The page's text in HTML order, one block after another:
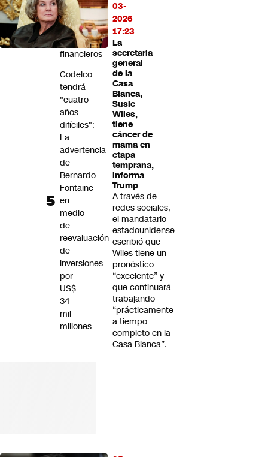
03-
2026
17:23
La
secretaria
general
de la
Casa
Blanca,
Susie
Wiles,
tiene
cáncer de
mama en
etapa
temprana,
informa
Trump
A través de
redes sociales,
el mandatario
estadounidense
escribió que
Wiles tiene un
pronóstico
“excelente” y
que continuará
trabajando
“prácticamente
a tiempo
completo en la
Casa Blanca”.
la
exportación
de
servicios
financieros
Codelco
tendrá
"cuatro
años
difíciles":
La
advertencia
de
Bernardo
Fontaine
en
medio
de
reevaluación
de
inversiones
por
US$
34
mil
millones